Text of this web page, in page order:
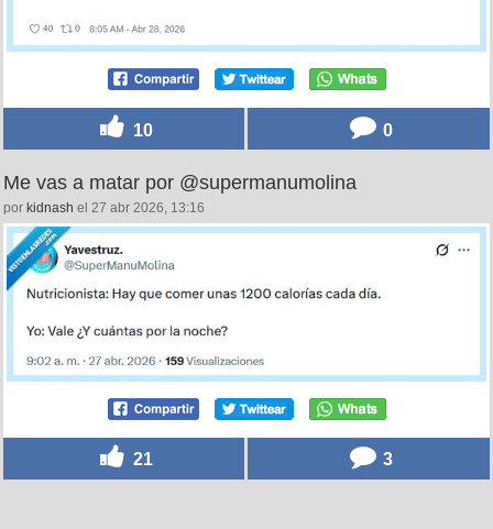
10 0
Me vas a matar por @supermanumolina
por kidnash el 27 abr 2026, 13:16
21 3